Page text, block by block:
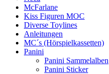
McFarlane
Kiss Figuren MOC
Diverse Toylines
Anleitungen
MC´s (Hörspielkassetten)
Panini
Panini Sammelalben
Panini Sticker